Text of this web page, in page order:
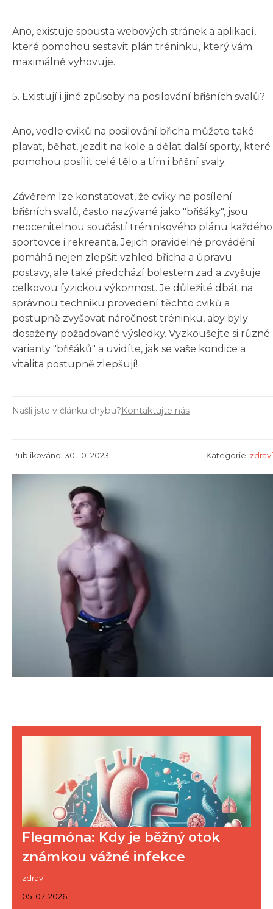
Ano, existuje spousta webových stránek a aplikací,
které pomohou sestavit plán tréninku, který vám
maximálně vyhovuje.
5. Existují i jiné způsoby na posilování břišních svalů?
Ano, vedle cviků na posilování břicha můžete také
plavat, běhat, jezdit na kole a dělat další sporty, které
pomohou posílit celé tělo a tím i břišní svaly.
Závěrem lze konstatovat, že cviky na posílení
břišních svalů, často nazývané jako "břišáky", jsou
neocenitelnou součástí tréninkového plánu každého
sportovce i rekreanta. Jejich pravidelné provádění
pomáhá nejen zlepšit vzhled břicha a úpravu
postavy, ale také předchází bolestem zad a zvyšuje
celkovou fyzickou výkonnost. Je důležité dbát na
správnou techniku provedení těchto cviků a
postupně zvyšovat náročnost tréninku, aby byly
dosaženy požadované výsledky. Vyzkoušejte si různé
varianty "břišáků" a uvidíte, jak se vaše kondice a
vitalita postupně zlepšují!
Našli jste v článku chybu?Kontaktujte nás
Publikováno: 30. 10. 2023 Kategorie: zdraví
Flegmóna: Kdy je běžný otok
známkou vážné infekce
zdraví
05. 07. 2026